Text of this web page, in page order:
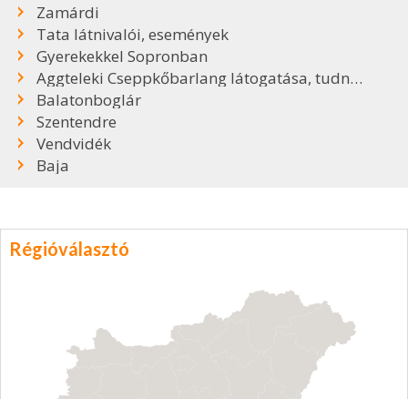
Zamárdi
Tata látnivalói, események
Gyerekekkel Sopronban
Aggteleki Cseppkőbarlang látogatása, tudnivalók
Balatonboglár
Szentendre
Vendvidék
Baja
Régióválasztó